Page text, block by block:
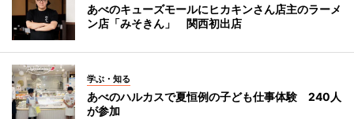
あべのキューズモールにヒカキンさん店主のラーメ
ン店「みそきん」 関西初出店
学ぶ・知る
あべのハルカスで夏恒例の子ども仕事体験 240人
が参加